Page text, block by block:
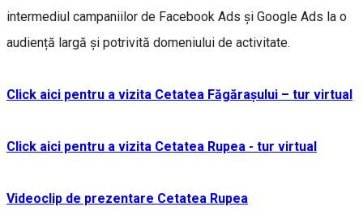
intermediul campaniilor de Facebook Ads și Google Ads la o
audiență largă și potrivită domeniului de activitate.
Click aici pentru a vizita Cetatea Făgărașului – tur virtual
Click aici pentru a vizita Cetatea Rupea - tur virtual
Videoclip de prezentare Cetatea Rupea